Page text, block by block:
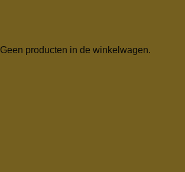
Geen producten in de winkelwagen.